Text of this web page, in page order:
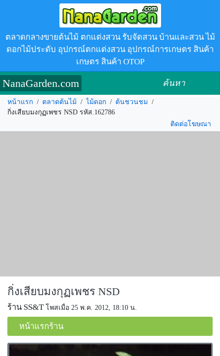
ตลาดกลางขายต้นไม้ ตกแต่งสวน รับจัดสวน บ้านและสวน ไม้
ดอกไม้ประดับ อุปกรณ์ตกแต่งสวน อุปกรณ์การเกษตร สินค้า
เกษตร สินค้า OTOP
NanaGarden.com ค้นหา
หน้าแรก / ตลาดต้นไม้ / ไม้ดอก / ต้นชวนชม /
กิ่งเสียบมงกุฏเพชร NSD รหัส.162786
ติดต่อโฆษณา
กิ่งเสียบมงกุฏเพชร NSD
ร้าน SS&T โพสเมื่อ 25 พ.ค. 2012, 18:10 น.
หน้าแรกร้าน